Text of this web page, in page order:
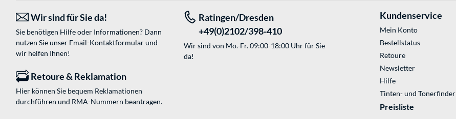
Wir sind für Sie da!
Sie benötigen Hilfe oder Informationen? Dann
nutzen Sie unser Email-Kontaktformularund
wir helfen Ihnen!
Ratingen/Dresden
+49(0)2102/398-410
Wir sind von Mo.-Fr. 09:00-18:00 Uhr für Sie
da!
Retoure & Reklamation
Hier können Sie bequem Reklamationen
durchführen und RMA-Nummern beantragen.
Kundenservice
Mein Konto
Bestellstatus
Retoure
Newsletter
Hilfe
Tinten- und Tonerfinder
Preisliste